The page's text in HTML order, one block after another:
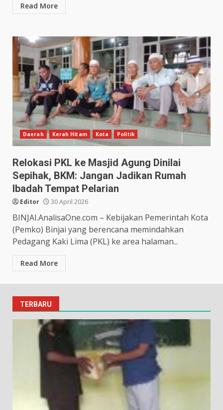
Read More
Daerah Kerah Hitam Kota Politik
Relokasi PKL ke Masjid Agung Dinilai
Sepihak, BKM: Jangan Jadikan Rumah
Ibadah Tempat Pelarian
Editor 30 April 2026
BINJAI.AnalisaOne.com – Kebijakan Pemerintah Kota
(Pemko) Binjai yang berencana memindahkan
Pedagang Kaki Lima (PKL) ke area halaman...
Read More
TERBARU